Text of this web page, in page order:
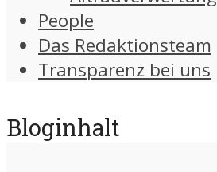
People
Das Redaktionsteam
Transparenz bei uns
Bloginhalt